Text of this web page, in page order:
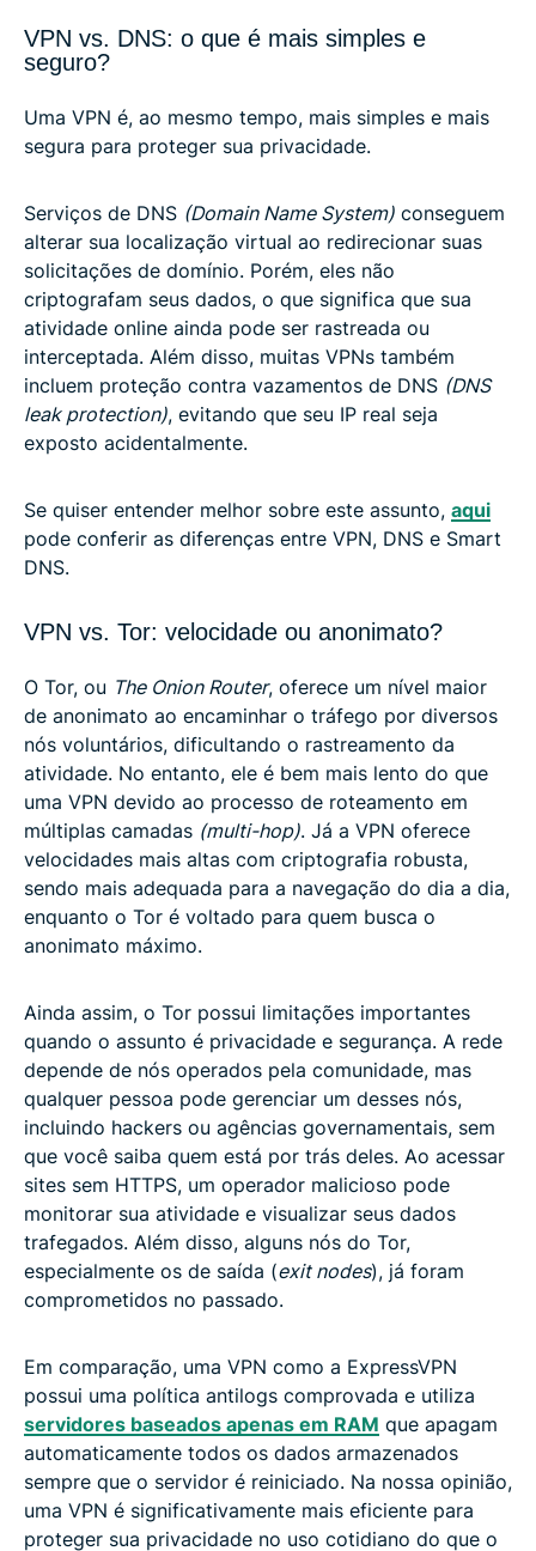
VPN vs. DNS: o que é mais simples e
seguro?
Uma VPN é, ao mesmo tempo, mais simples e mais
segura para proteger sua privacidade.
Serviços de DNS (Domain Name System) conseguem
alterar sua localização virtual ao redirecionar suas
solicitações de domínio. Porém, eles não
criptografam seus dados, o que significa que sua
atividade online ainda pode ser rastreada ou
interceptada. Além disso, muitas VPNs também
incluem proteção contra vazamentos de DNS (DNS
leak protection), evitando que seu IP real seja
exposto acidentalmente.
Se quiser entender melhor sobre este assunto, aqui
pode conferir as diferenças entre VPN, DNS e Smart
DNS.
VPN vs. Tor: velocidade ou anonimato?
O Tor, ou The Onion Router, oferece um nível maior
de anonimato ao encaminhar o tráfego por diversos
nós voluntários, dificultando o rastreamento da
atividade. No entanto, ele é bem mais lento do que
uma VPN devido ao processo de roteamento em
múltiplas camadas (multi-hop). Já a VPN oferece
velocidades mais altas com criptografia robusta,
sendo mais adequada para a navegação do dia a dia,
enquanto o Tor é voltado para quem busca o
anonimato máximo.
Ainda assim, o Tor possui limitações importantes
quando o assunto é privacidade e segurança. A rede
depende de nós operados pela comunidade, mas
qualquer pessoa pode gerenciar um desses nós,
incluindo hackers ou agências governamentais, sem
que você saiba quem está por trás deles. Ao acessar
sites sem HTTPS, um operador malicioso pode
monitorar sua atividade e visualizar seus dados
trafegados. Além disso, alguns nós do Tor,
especialmente os de saída (exit nodes), já foram
comprometidos no passado.
Em comparação, uma VPN como a ExpressVPN
possui uma política antilogs comprovada e utiliza
servidores baseados apenas em RAM que apagam
automaticamente todos os dados armazenados
sempre que o servidor é reiniciado. Na nossa opinião,
uma VPN é significativamente mais eficiente para
proteger sua privacidade no uso cotidiano do que o